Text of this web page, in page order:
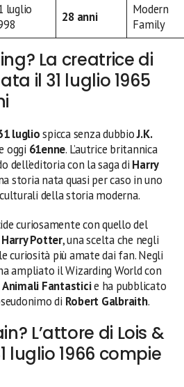
luglio
28 anni
Modern
Family
La creatrice di
il 31 luglio 1965
lugliospicca senza dubbioJ.K.
oggi 61enne. L’autrice britannica
dell’editoria con la saga di Harry
storia nata quasi per caso in uno
della storia moderna.
curiosamente con quello del
Harry Potter, una scelta che negli
curiosità più amate dai fan. Negli
ampliato il Wizarding World con
Animali Fantasticie ha pubblicato
di Robert Galbraith.
L’attore di Lois &
luglio 1966 compie